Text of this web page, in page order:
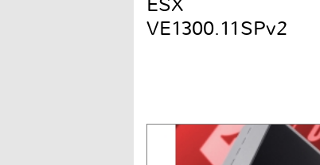
VE1300.11SPv2